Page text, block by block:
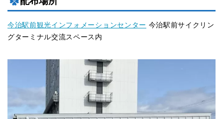
今治駅前観光インフォメーションセンター 今治駅前サイクリン
グターミナル交流スペース内